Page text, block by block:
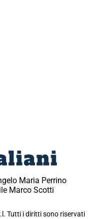
Maria Perrino
Marco Scotti
Tutti i diritti sono riservati